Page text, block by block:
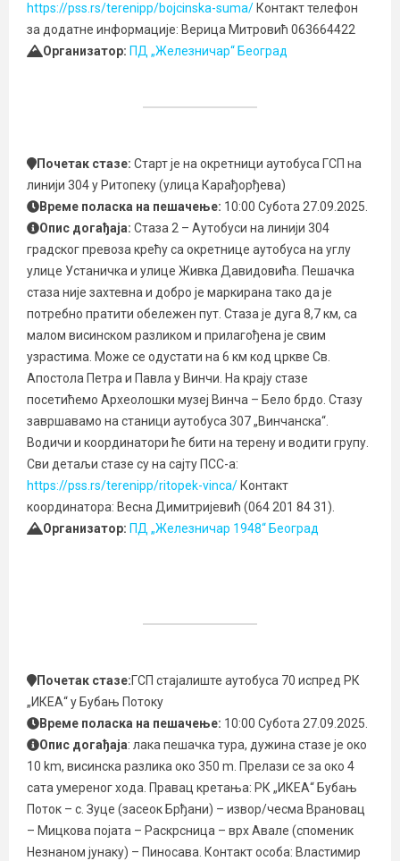
https://pss.rs/terenipp/bojcinska-suma/ Контакт телефон
за додатне информације: Верица Митровић 063664422
Организатор: ПД „Железничар“ Београд
Почетак стазе: Старт је на окретници аутобуса ГСП на
линији 304 у Ритопеку (улица Карађорђева)
Време поласка на пешачење: 10:00 Субота 27.09.2025.
Опис догађаја: Стаза 2 – Аутобуси на линији 304
градског превоза крећу са окретнице аутобуса на углу
улице Устаничка и улице Живка Давидовића. Пешачка
стаза није захтевна и добро је маркирана тако да је
потребно пратити обележен пут. Стаза је дуга 8,7 км, са
малом висинском разликом и прилагођена је свим
узрастима. Може се одустати на 6 км код цркве Св.
Апостола Петра и Павла у Винчи. На крају стазе
посетићемо Археолошки музеј Винча – Бело брдо. Стазу
завршавамо на станици аутобуса 307 „Винчанска“.
Водичи и координатори ће бити на терену и водити групу.
Сви детаљи стазе су на сајту ПСС-а:
https://pss.rs/terenipp/ritopek-vinca/ Контакт
координатора: Весна Димитријевић (064 201 84 31).
Организатор: ПД „Железничар 1948“ Београд
Почетак стазе:ГСП стајалиште аутобуса 70 испред РК
„ИКЕА“ у Бубањ Потоку
Време поласка на пешачење: 10:00 Субота 27.09.2025.
Опис догађаја: лака пешачка тура, дужина стазе је око
10 km, висинска разлика око 350 m. Прелази се за око 4
сата умереног хода. Правац кретања: РК „ИКЕА“ Бубањ
Поток – с. Зуце (засеок Брђани) – извор/чесма Врановац
– Мицкова појата – Раскрсница – врх Авале (споменик
Незнаном јунаку) – Пиносава. Контакт особа: Властимир